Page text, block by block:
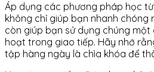
Áp dụng các phương pháp học
không chỉ giúp bạn nhanh chóng
còn giúp bạn sử dụng chúng một
hoạt trong giao tiếp. Hãy nhớ
tập hàng ngày là chìa khóa để